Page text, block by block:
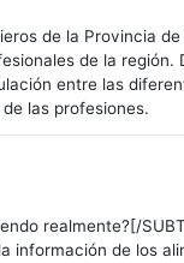
de la Provincia de
de la región.
entre las
las profesiones.
realmente?[/
información de los